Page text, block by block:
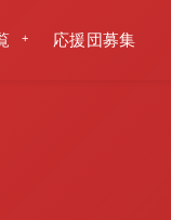
応援団募集